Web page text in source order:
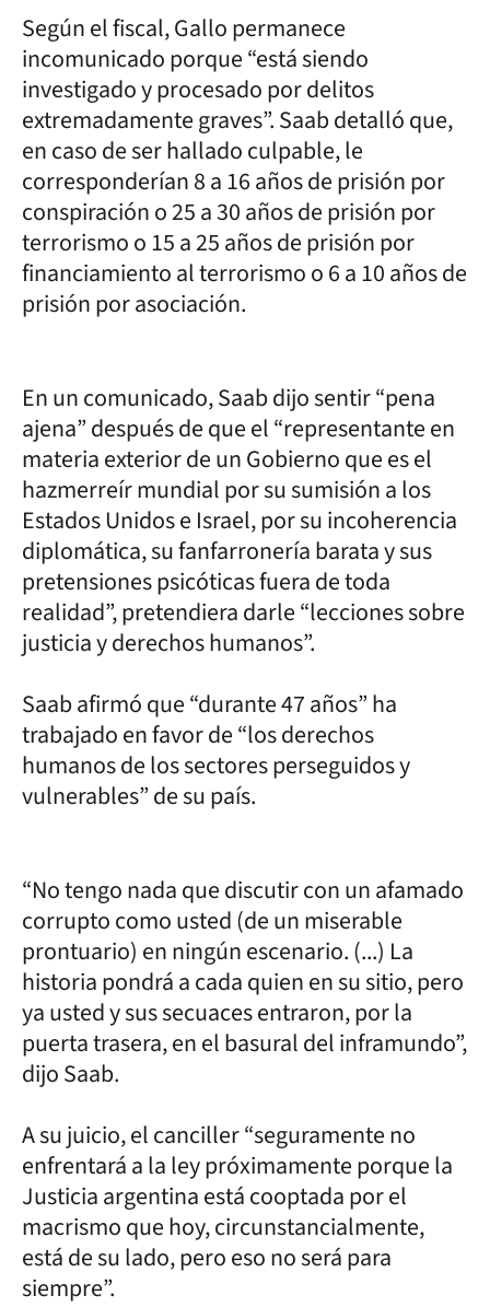
Según el fiscal, Gallo permanece
incomunicado porque “está siendo
investigado y procesado por delitos
extremadamente graves”. Saab detalló que,
en caso de ser hallado culpable, le
corresponderían 8 a 16 años de prisión por
conspiración o 25 a 30 años de prisión por
terrorismo o 15 a 25 años de prisión por
financiamiento al terrorismo o 6 a 10 años de
prisión por asociación.
En un comunicado, Saab dijo sentir “pena
ajena” después de que el “representante en
materia exterior de un Gobierno que es el
hazmerreír mundial por su sumisión a los
Estados Unidos e Israel, por su incoherencia
diplomática, su fanfarronería barata y sus
pretensiones psicóticas fuera de toda
realidad”, pretendiera darle “lecciones sobre
justicia y derechos humanos”.
Saab afirmó que “durante 47 años” ha
trabajado en favor de “los derechos
humanos de los sectores perseguidos y
vulnerables” de su país.
“No tengo nada que discutir con un afamado
corrupto como usted (de un miserable
prontuario) en ningún escenario. (...) La
historia pondrá a cada quien en su sitio, pero
ya usted y sus secuaces entraron, por la
puerta trasera, en el basural del inframundo”,
dijo Saab.
A su juicio, el canciller “seguramente no
enfrentará a la ley próximamente porque la
Justicia argentina está cooptada por el
macrismo que hoy, circunstancialmente,
está de su lado, pero eso no será para
siempre”.